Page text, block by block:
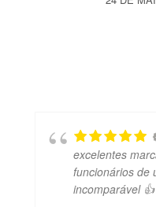
excelentes
funcionários de
incomparável 👍